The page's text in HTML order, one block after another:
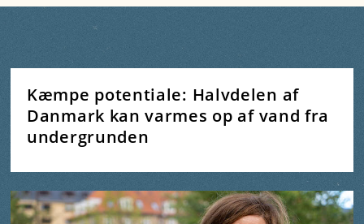
Kæmpe potentiale: Halvdelen af
Danmark kan varmes op af vand fra
undergrunden